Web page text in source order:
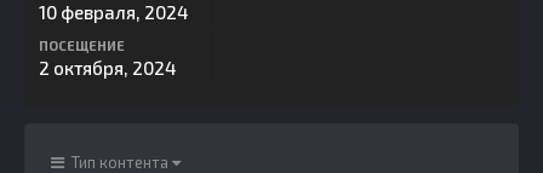
10 февраля, 2024
ПОСЕЩЕНИЕ
2 октября, 2024
Тип контента